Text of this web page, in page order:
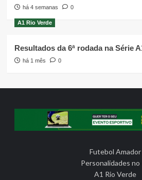
há 4 semanas 0
A1 Rio Verde
Resultados da 6ª rodada na Série
há 1 mês 0
Futebol Amador
Personalidades no
A1 Rio Verde